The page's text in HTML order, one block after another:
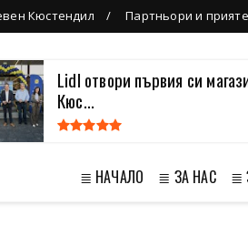
Кюстендил Партньори и
Lidl отвори първия си
Кюс...
≣ НАЧАЛО ≣ ЗА НАС ≣